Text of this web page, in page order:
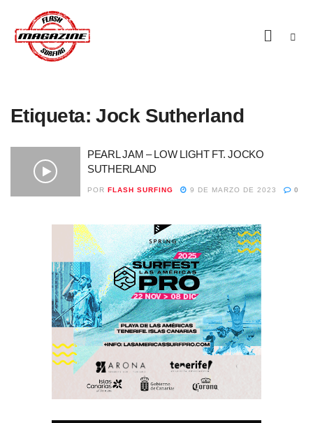
Etiqueta:Jock Sutherland
PEARL JAM – LOW LIGHT FT. JOCKO
SUTHERLAND
POR FLASH SURFING 9 DE MARZO DE 2023 0